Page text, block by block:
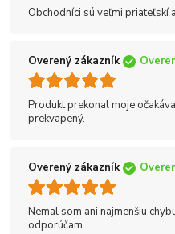
Obchodníci sú veľmi priateľskí
Overený zákazník
Produkt prekonal moje
prekvapený.
Overený zákazník
Nemal som ani najmenšiu
odporúčam.